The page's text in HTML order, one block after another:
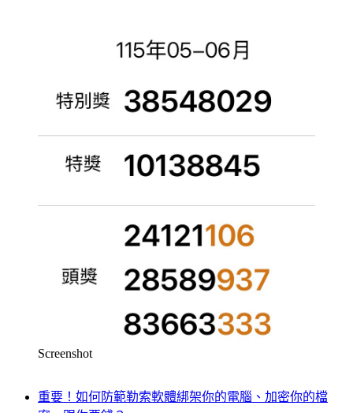
Screenshot
重要！如何防範勒索軟體綁架你的電腦、加密你的檔